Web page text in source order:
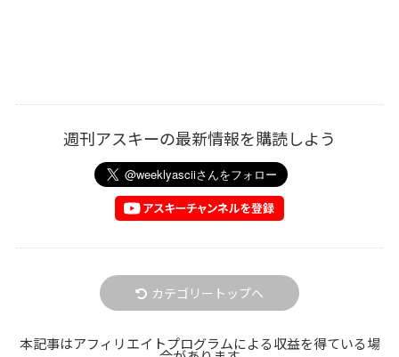
週刊アスキーの最新情報を購読しよう
カテゴリートップへ
本記事はアフィリエイトプログラムによる収益を得ている場